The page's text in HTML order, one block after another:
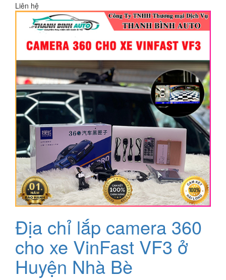
Liên hệ
Địa chỉ lắp camera 360
cho xe VinFast VF3 ở
Huyện Nhà Bè